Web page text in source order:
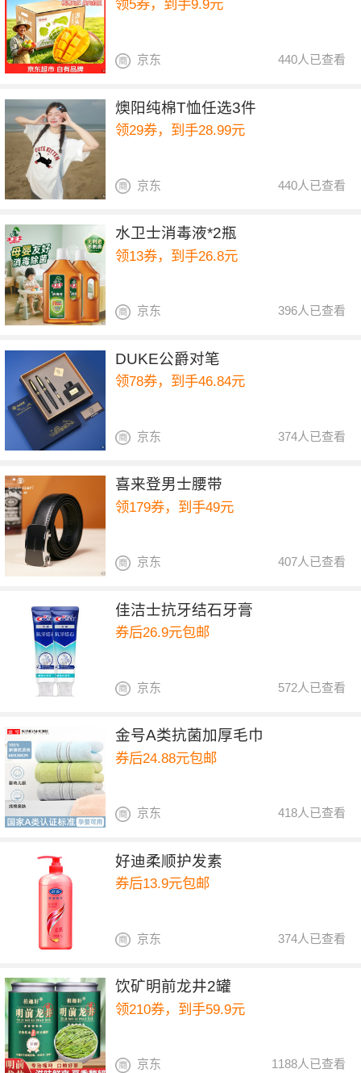
领5券，到手9.9元
440人已查看
京东
燠阳纯棉T恤任选3件
领29券，到手28.99元
440人已查看
京东
水卫士消毒液*2瓶
领13券，到手26.8元
396人已查看
京东
DUKE公爵对笔
领78券，到手46.84元
374人已查看
京东
喜来登男士腰带
领179券，到手49元
407人已查看
京东
佳洁士抗牙结石牙膏
券后26.9元包邮
572人已查看
京东
金号A类抗菌加厚毛巾
券后24.88元包邮
418人已查看
京东
好迪柔顺护发素
券后13.9元包邮
374人已查看
京东
饮矿明前龙井2罐
领210券，到手59.9元
1188人已查看
京东